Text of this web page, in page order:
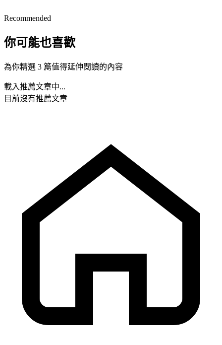
Recommended
你可能也喜歡
為你精選 3 篇值得延伸閱讀的內容
載入推薦文章中...
目前沒有推薦文章